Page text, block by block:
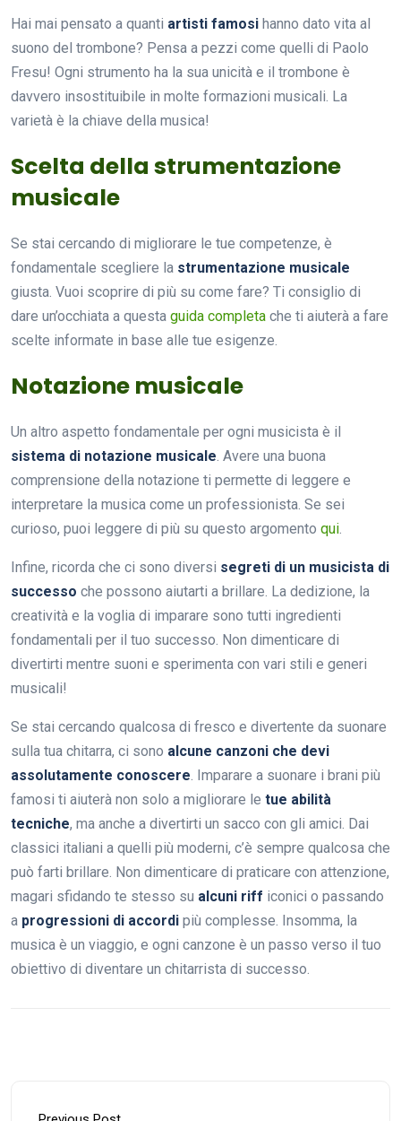
Hai mai pensato a quanti artisti famosi hanno dato vita al
suono del trombone? Pensa a pezzi come quelli di Paolo
Fresu! Ogni strumento ha la sua unicità e il trombone è
davvero insostituibile in molte formazioni musicali. La
varietà è la chiave della musica!
Scelta della strumentazione
musicale
Se stai cercando di migliorare le tue competenze, è
fondamentale scegliere la strumentazione musicale
giusta. Vuoi scoprire di più su come fare? Ti consiglio di
dare un’occhiata a questa guida completa che ti aiuterà a fare
scelte informate in base alle tue esigenze.
Notazione musicale
Un altro aspetto fondamentale per ogni musicista è il
sistema di notazione musicale. Avere una buona
comprensione della notazione ti permette di leggere e
interpretare la musica come un professionista. Se sei
curioso, puoi leggere di più su questo argomento qui.
Infine, ricorda che ci sono diversi segreti di un musicista di
successo che possono aiutarti a brillare. La dedizione, la
creatività e la voglia di imparare sono tutti ingredienti
fondamentali per il tuo successo. Non dimenticare di
divertirti mentre suoni e sperimenta con vari stili e generi
musicali!
Se stai cercando qualcosa di fresco e divertente da suonare
sulla tua chitarra, ci sono alcune canzoni che devi
assolutamente conoscere. Imparare a suonare i brani più
famosi ti aiuterà non solo a migliorare le tue abilità
tecniche, ma anche a divertirti un sacco con gli amici. Dai
classici italiani a quelli più moderni, c’è sempre qualcosa che
può farti brillare. Non dimenticare di praticare con attenzione,
magari sfidando te stesso su alcuni riff iconici o passando
a progressioni di accordi più complesse. Insomma, la
musica è un viaggio, e ogni canzone è un passo verso il tuo
obiettivo di diventare un chitarrista di successo.